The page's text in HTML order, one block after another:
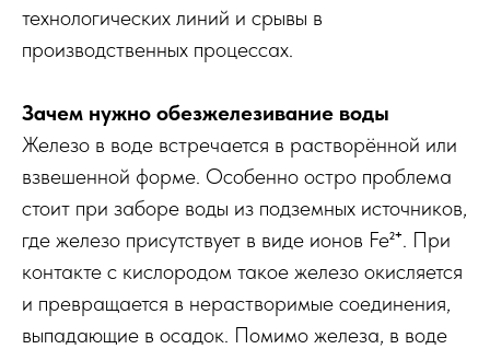
технологических линий и срывы в
производственных процессах.
Зачем нужно обезжелезивание воды
Железо в воде встречается в растворённой или
взвешенной форме. Особенно остро проблема
стоит при заборе воды из подземных источников,
где железо присутствует в виде ионов Fe²⁺. При
контакте с кислородом такое железо окисляется
и превращается в нерастворимые соединения,
выпадающие в осадок. Помимо железа, в воде